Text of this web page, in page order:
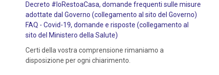
Decreto #IoRestoaCasa, domande frequenti sulle misure
adottate dal Governo (collegamento al sito del Governo)
FAQ - Covid-19, domande e risposte (collegamento al
sito del Ministero della Salute)
Certi della vostra comprensione rimaniamo a
disposizione per ogni chiarimento.